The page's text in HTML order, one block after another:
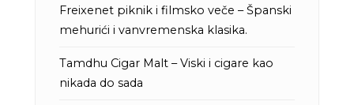
Freixenet piknik i filmsko veče – Španski
mehurići i vanvremenska klasika.
Tamdhu Cigar Malt – Viski i cigare kao
nikada do sada